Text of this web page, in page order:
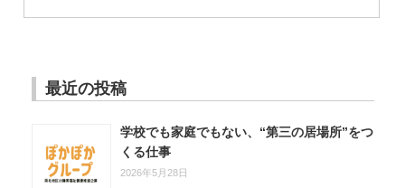
最近の投稿
学校でも家庭でもない、“第三の居場所”をつ
くる仕事
2026年5月28日